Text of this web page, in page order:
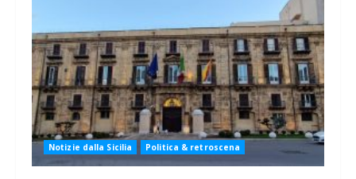
Notizie dalla Sicilia Politica & retroscena